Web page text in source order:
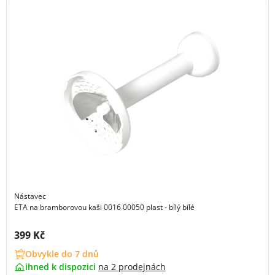
Nástavec
ETA na bramborovou kaši 0016 00050 plast - bílý bílé
Cena s DPH:
399 Kč
Obvykle do 7 dnů
ihned k dispozici na 2 prodejnách